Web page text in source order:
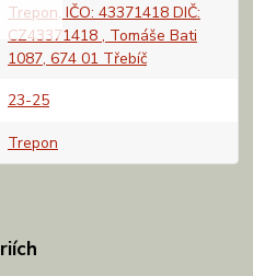
Trepon, IČO: 43371418 DIČ:
CZ43371418 , Tomáše Bati
1087, 674 01 Třebíč
23-25
Trepon